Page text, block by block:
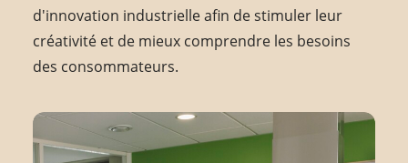
d'innovation industrielle afin de stimuler leur
créativité et de mieux comprendre les besoins
des consommateurs.